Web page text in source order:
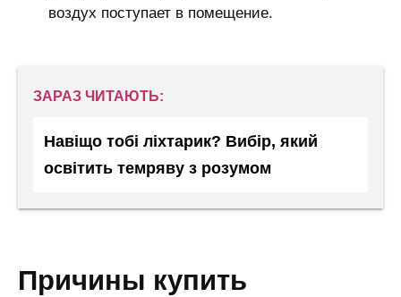
воздух поступает в помещение.
ЗАРАЗ ЧИТАЮТЬ:
Навіщо тобі ліхтарик? Вибір, який
освітить темряву з розумом
причины купить